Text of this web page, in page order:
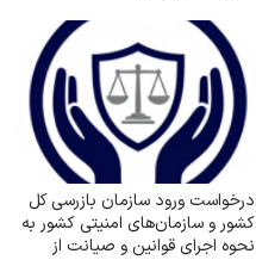
درخواست ورود سازمان بازرسی کل
کشور و سازمان‌های امنیتی کشور به
نحوه اجرای قوانین و صیانت از